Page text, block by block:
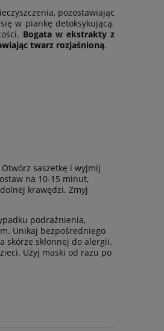
pozostawiając
w piankę detoksykującą.
Bogata w ekstrakty z
twarz rozjaśnioną.
saszetkę i wyjmij
na 10-15 minut,
krawędzi. Zmyj
podrażnienia,
Unikaj bezpośredniego
skórze skłonnej do alergii.
Użyj maski od razu po